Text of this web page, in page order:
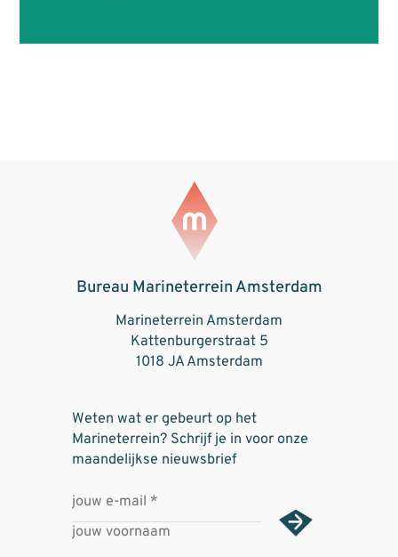
Bureau Marineterrein Amsterdam
Marineterrein Amsterdam
Kattenburgerstraat 5
1018 JA Amsterdam
Weten wat er gebeurt op het
Marineterrein? Schrijf je in voor onze
maandelijkse nieuwsbrief